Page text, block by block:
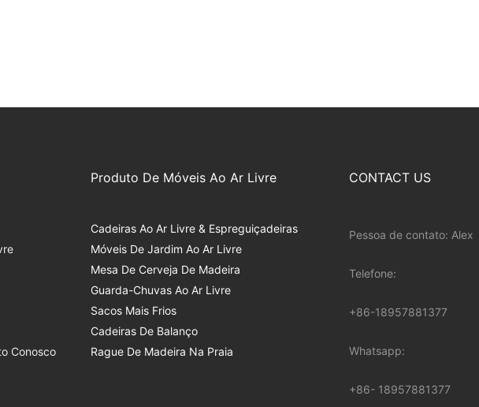
Conosco
Produto De Móveis Ao Ar Livre
Cadeiras Ao Ar Livre & Espreguiçadeiras
Móveis De Jardim Ao Ar Livre
Mesa De Cerveja De Madeira
Guarda-Chuvas Ao Ar Livre
Sacos Mais Frios
Cadeiras De Balanço
Rague De Madeira Na Praia
CONTACT US
Pessoa de contato: Alex
Telefone:
+86-18957881377
Whatsapp:
+86- 18957881377